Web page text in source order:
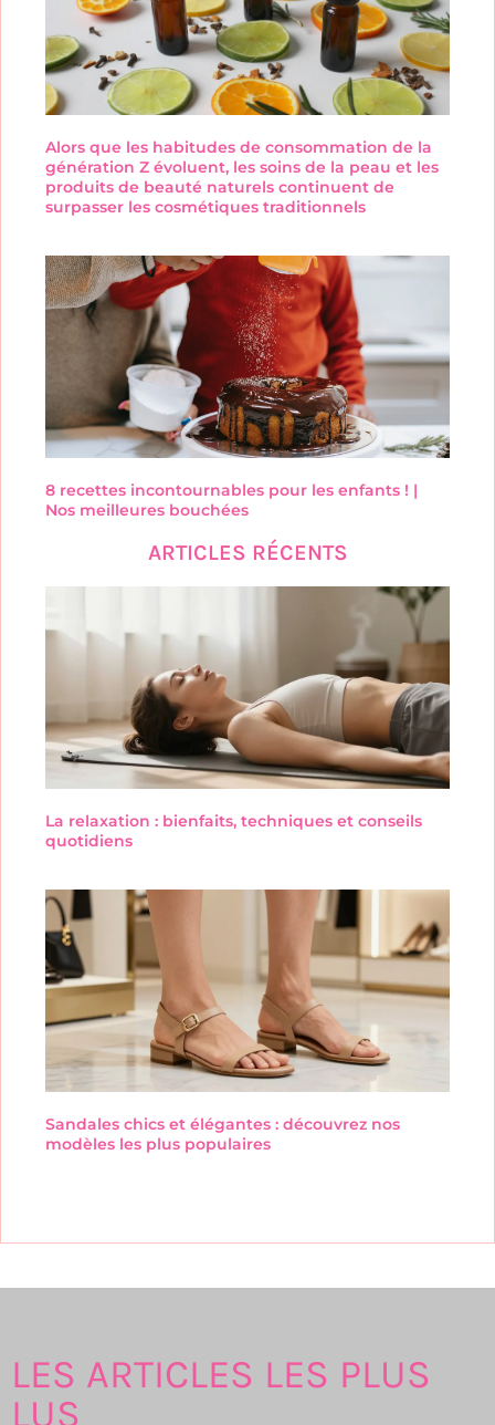
Alors que les habitudes de consommation de la
génération Z évoluent, les soins de la peau et les
produits de beauté naturels continuent de
surpasser les cosmétiques traditionnels
8 recettes incontournables pour les enfants ! |
Nos meilleures bouchées
ARTICLES RÉCENTS
La relaxation : bienfaits, techniques et conseils
quotidiens
Sandales chics et élégantes : découvrez nos
modèles les plus populaires
LES ARTICLES LES PLUS
LUS